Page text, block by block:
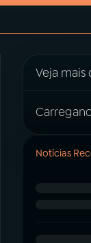
Veja mais
Notícias